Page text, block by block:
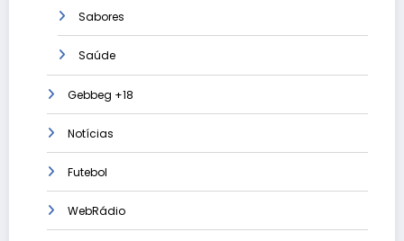
Sabores
Saúde
Gebbeg +18
Notícias
Futebol
WebRádio